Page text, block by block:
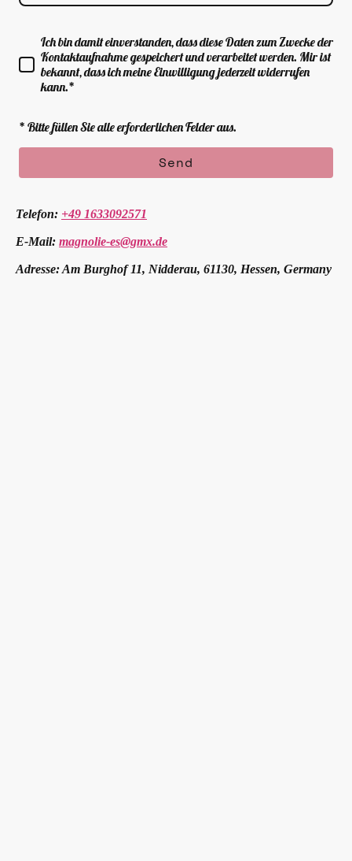
Ich bin damit einverstanden, dass diese Daten zum Zwecke der
Kontaktaufnahme gespeichert und verarbeitet werden. Mir ist
bekannt, dass ich meine Einwilligung jederzeit widerrufen
kann.*
* Bitte füllen Sie alle erforderlichen Felder aus.
Send
Telefon: +49 1633092571
E-Mail: magnolie-es@gmx.de
Adresse: Am Burghof 11, Nidderau, 61130, Hessen, Germany